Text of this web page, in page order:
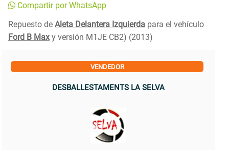
Compartir por WhatsApp
Repuesto de Aleta Delantera Izquierda para el vehículo
Ford B Maxy versión M1JE CB2) (2013)
VENDEDOR
DESBALLESTAMENTS LA SELVA